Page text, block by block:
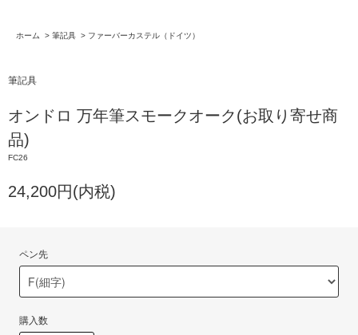
ホーム > 筆記具 > ファーバーカステル（ドイツ）
筆記具
オンドロ 万年筆スモークオーク(お取り寄せ商
品)
FC26
24,200円(内税)
ペン先
購入数